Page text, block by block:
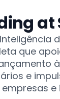
at
que
à
e
e